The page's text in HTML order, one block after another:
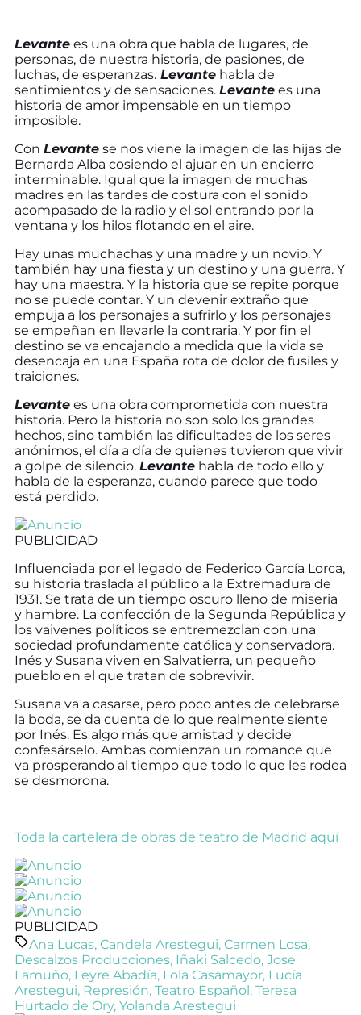
Levante es una obra que habla de lugares, de
personas, de nuestra historia, de pasiones, de
luchas, de esperanzas. Levante habla de
sentimientos y de sensaciones. Levante es una
historia de amor impensable en un tiempo
imposible.
Con Levante se nos viene la imagen de las hijas de
Bernarda Alba cosiendo el ajuar en un encierro
interminable. Igual que la imagen de muchas
madres en las tardes de costura con el sonido
acompasado de la radio y el sol entrando por la
ventana y los hilos flotando en el aire.
Hay unas muchachas y una madre y un novio. Y
también hay una fiesta y un destino y una guerra. Y
hay una maestra. Y la historia que se repite porque
no se puede contar. Y un devenir extraño que
empuja a los personajes a sufrirlo y los personajes
se empeñan en llevarle la contraria. Y por fin el
destino se va encajando a medida que la vida se
desencaja en una España rota de dolor de fusiles y
traiciones.
Levante es una obra comprometida con nuestra
historia. Pero la historia no son solo los grandes
hechos, sino también las dificultades de los seres
anónimos, el día a día de quienes tuvieron que vivir
a golpe de silencio. Levante habla de todo ello y
habla de la esperanza, cuando parece que todo
está perdido.
PUBLICIDAD
Influenciada por el legado de Federico García Lorca,
su historia traslada al público a la Extremadura de
1931. Se trata de un tiempo oscuro lleno de miseria
y hambre. La confección de la Segunda República y
los vaivenes políticos se entremezclan con una
sociedad profundamente católica y conservadora.
Inés y Susana viven en Salvatierra, un pequeño
pueblo en el que tratan de sobrevivir.
Susana va a casarse, pero poco antes de celebrarse
la boda, se da cuenta de lo que realmente siente
por Inés. Es algo más que amistad y decide
confesárselo. Ambas comienzan un romance que
va prosperando al tiempo que todo lo que les rodea
se desmorona.
Toda la cartelera de obras de teatro de Madrid aquí
PUBLICIDAD
Ana Lucas, Candela Arestegui, Carmen Losa,
Descalzos Producciones, Iñaki Salcedo, Jose
Lamuño, Leyre Abadía, Lola Casamayor, Lucía
Arestegui, Represión, Teatro Español, Teresa
Hurtado de Ory, Yolanda Arestegui